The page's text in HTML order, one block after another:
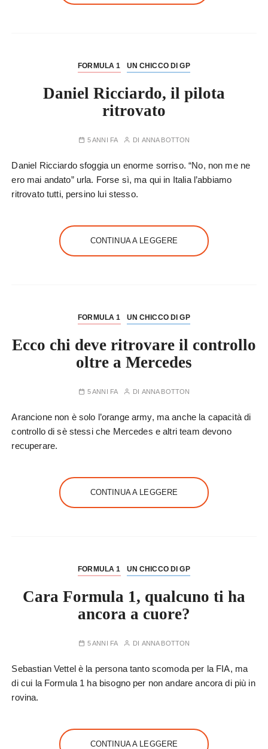
FORMULA 1 UN CHICCO DI GP
Daniel Ricciardo, il pilota
ritrovato
5 ANNI FA DI ANNA BOTTON
Daniel Ricciardo sfoggia un enorme sorriso. “No, non me ne
ero mai andato” urla. Forse sì, ma qui in Italia l’abbiamo
ritrovato tutti, persino lui stesso.
CONTINUA A LEGGERE
FORMULA 1 UN CHICCO DI GP
Ecco chi deve ritrovare il controllo
oltre a Mercedes
5 ANNI FA DI ANNA BOTTON
Arancione non è solo l’orange army, ma anche la capacità di
controllo di sè stessi che Mercedes e altri team devono
recuperare.
CONTINUA A LEGGERE
FORMULA 1 UN CHICCO DI GP
Cara Formula 1, qualcuno ti ha
ancora a cuore?
5 ANNI FA DI ANNA BOTTON
Sebastian Vettel è la persona tanto scomoda per la FIA, ma
di cui la Formula 1 ha bisogno per non andare ancora di più in
rovina.
CONTINUA A LEGGERE